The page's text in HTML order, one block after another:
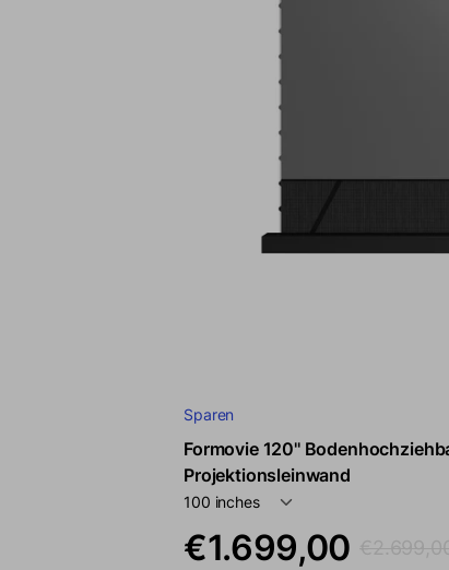
Sparen
Formovie 120''
Projektionsleinwand
Verkaufspreis
€1.699,00